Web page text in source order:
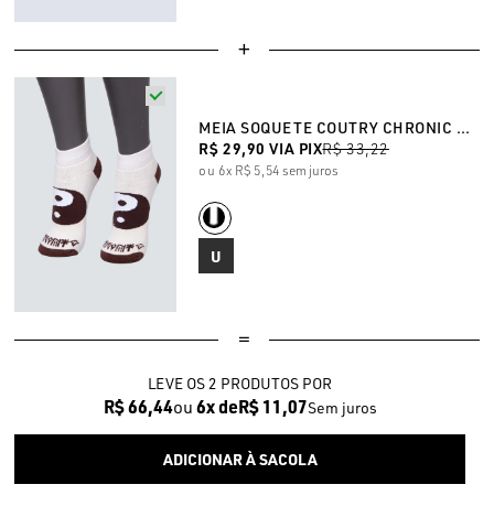
MEIA SOQUETE COUTRY CHRONIC BEGE
R$ 29,90 VIA PIXR$ 33,22
6x R$ 5,54sem juros
U
LEVE OS 2 PRODUTOS
R$ 66,44 6x R$ 11,07Sem juros